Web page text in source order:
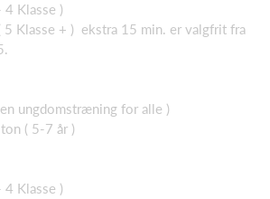
Klasse )
Klasse + ) ekstra 15 min. er valgfrit fra
ungdomstræning for alle )
( 5-7 år )
Klasse )